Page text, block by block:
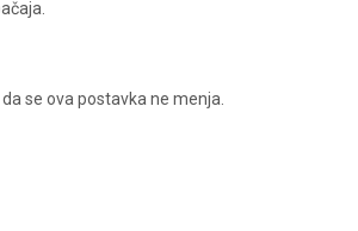
se ova postavka ne menja.